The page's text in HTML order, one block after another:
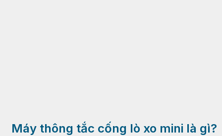
Máy thông tắc cống lò xo mini là gì?